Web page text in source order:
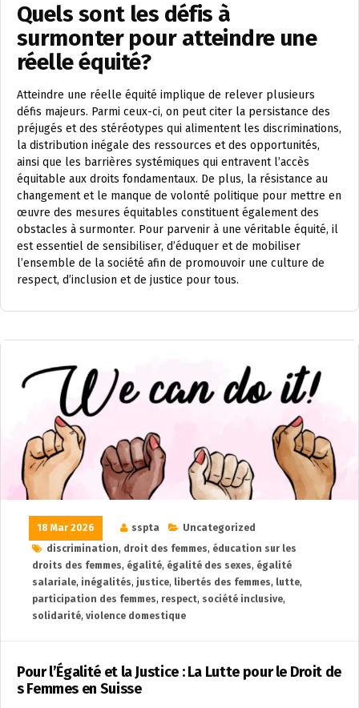
Quels sont les défis à
surmonter pour atteindre une
réelle équité?
Atteindre une réelle équité implique de relever plusieurs
défis majeurs. Parmi ceux-ci, on peut citer la persistance des
préjugés et des stéréotypes qui alimentent les discriminations,
la distribution inégale des ressources et des opportunités,
ainsi que les barrières systémiques qui entravent l’accès
équitable aux droits fondamentaux. De plus, la résistance au
changement et le manque de volonté politique pour mettre en
œuvre des mesures équitables constituent également des
obstacles à surmonter. Pour parvenir à une véritable équité, il
est essentiel de sensibiliser, d’éduquer et de mobiliser
l’ensemble de la société afin de promouvoir une culture de
respect, d’inclusion et de justice pour tous.
18 Mar 2026 sspta
Uncategorized
discrimination, droit des femmes, éducation sur les
droits des femmes, égalité, égalité des sexes, égalité
salariale, inégalités, justice, libertés des femmes, lutte,
participation des femmes, respect, société inclusive,
solidarité, violence domestique
Pour l’Égalité et la Justice : La Lutte pour le Droit de
s Femmes en Suisse